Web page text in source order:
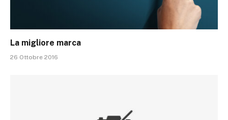
La migliore marca
26 Ottobre 2016